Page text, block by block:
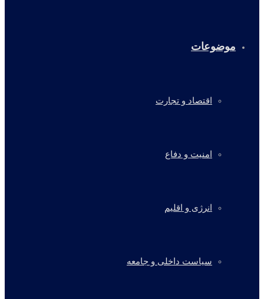
موضوعات
اقتصاد و تجارت
امنیت و دفاع
انرژی و اقلیم
سیاست داخلی و جامعه